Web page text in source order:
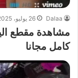
Dalaa 26 يوليو، 2025
كامل مجانا